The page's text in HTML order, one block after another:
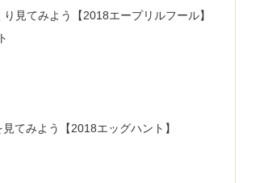
見てみよう【2018エープリルフール】
てみよう【2018エッグハント】